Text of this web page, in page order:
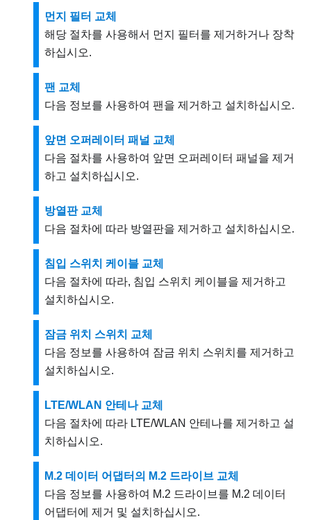
먼지 필터 교체
해당 절차를 사용해서 먼지 필터를 제거하거나 장착
하십시오.
팬 교체
다음 정보를 사용하여 팬을 제거하고 설치하십시오.
앞면 오퍼레이터 패널 교체
다음 절차를 사용하여 앞면 오퍼레이터 패널을 제거
하고 설치하십시오.
방열판 교체
다음 절차에 따라 방열판을 제거하고 설치하십시오.
침입 스위치 케이블 교체
다음 절차에 따라, 침입 스위치 케이블을 제거하고
설치하십시오.
잠금 위치 스위치 교체
다음 정보를 사용하여 잠금 위치 스위치를 제거하고
설치하십시오.
LTE/WLAN 안테나 교체
다음 절차에 따라 LTE/WLAN 안테나를 제거하고 설
치하십시오.
M.2 데이터 어댑터의 M.2 드라이브 교체
다음 정보를 사용하여 M.2 드라이브를 M.2 데이터
어댑터에 제거 및 설치하십시오.